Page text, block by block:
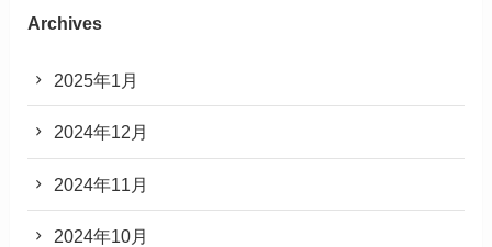
Archives
2025年1月
2024年12月
2024年11月
2024年10月